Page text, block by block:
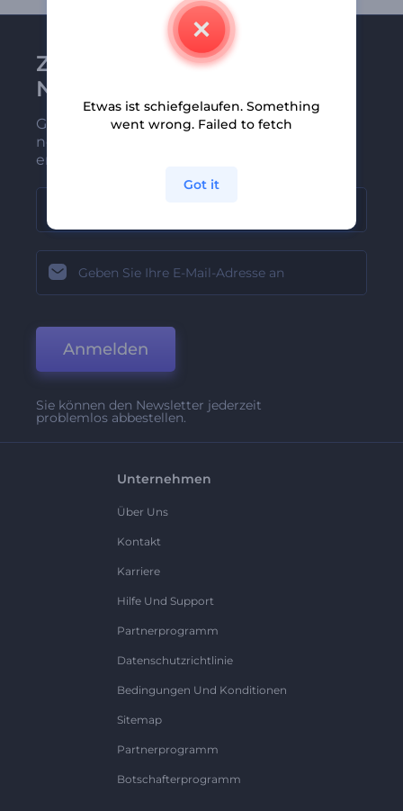
Zu Renderforest-
Newsletter anmelden
Gehören Sie zu den Ersten, die unsere
neuesten Nachrichten und Angebote
erhalten
Anmelden
Sie können den Newsletter jederzeit
problemlos abbestellen.
Unternehmen
Über Uns
Kontakt
Karriere
Hilfe Und Support
Partnerprogramm
Datenschutzrichtlinie
Bedingungen Und Konditionen
Sitemap
Partnerprogramm
Botschafterprogramm
Etwas ist schiefgelaufen. Something
went wrong. Failed to fetch
Got it